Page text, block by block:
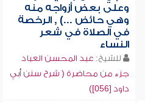
وعلى بعض أزواجه منه
وهي حائض ...) , الرخصة
في الصلاة في شعر
النساء
للشيخ: عبد المحسن العباد
جزء من محاضرة ( شرح سنن أبي
داود [056])